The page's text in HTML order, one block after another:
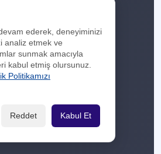
ederek, deneyiminizi
analiz etmek ve
sunmak amacıyla
kabul etmiş olursunuz.
Politikamızı
Reddet Kabul Et